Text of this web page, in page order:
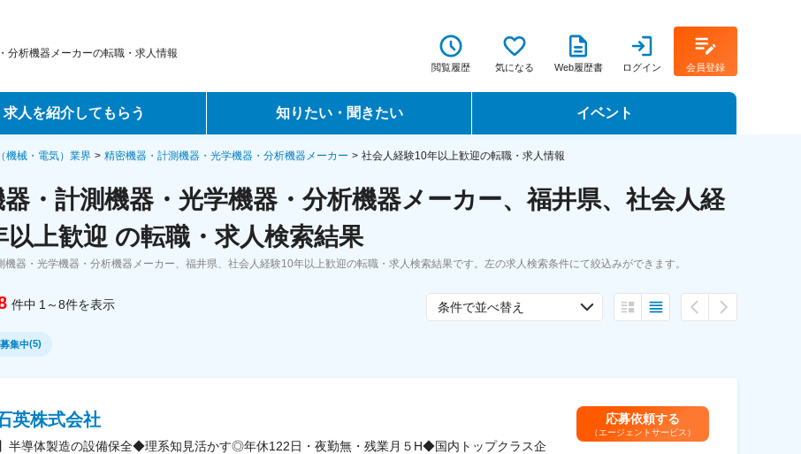
分析機器メーカーの転職・求人情報
閲覧履歴 気になる Web履歴書 ログイン 会員登録
求人を紹介してもらう
ントサービス
サービス
ーエージェントサービス
知りたい・聞きたい
転職ノウハウ
データで見る転職
コラム・インタビュー
イベント
転職イベント・転職セミナー
転職フェア
機械・電気）業界 精密機器・計測機器・光学機器・分析機器メーカー 社会人経験10年以上歓迎の転職・求人情報
・計測機器・光学機器・分析機器メーカー、福井県、社会人経
以上歓迎 の転職・求人検索結果
機器・光学機器・分析機器メーカー、福井県、社会人経験10年以上歓迎の転職・求人検索結果です。左の求人検索条件にて絞込みができます。
件中 1～8件を表示 条件で並べ替え
集中(5)
英株式会社
】半導体製造の設備保全◆理系知見活かす◎年休122日・夜勤無・残業月５H◆国内トップクラス企
応募依頼する
（エージェントサービス）